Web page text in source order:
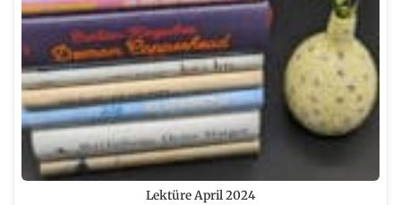
Lektüre April 2024